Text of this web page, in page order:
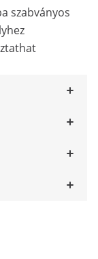
szabványos